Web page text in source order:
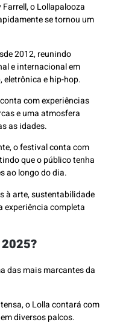
o Lollapalooza
se tornou um
2012, reunindo
e internacional em
eletrônica e hip-hop.
com experiências
e uma atmosfera
as idades.
o festival conta com
que o público tenha
ao longo do dia.
à arte, sustentabilidade
experiência completa
das mais marcantes da
o Lolla contará com
diversos palcos.